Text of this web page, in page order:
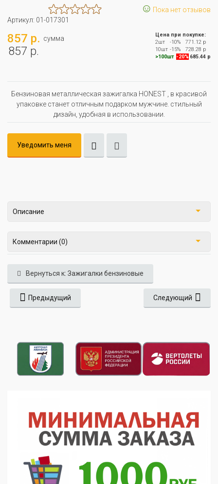
☺ Пока нет отзывов
Артикул: 01-017301
857 р. сумма
857 р.
Цена при покупке:
2шт
-10%
771.12 р
10шт -15%
728.28 р
>100шт -20% 685.44 р
Бензиновая металлическая зажигалка HONEST , в красивой
упаковке станет отличным подарком мужчине. стильный
дизайн, удобная в использовании.
Уведомить меня
Описание
Комментарии (0)
Вернуться к: Зажигалки бензиновые
Предыдущий Следующий